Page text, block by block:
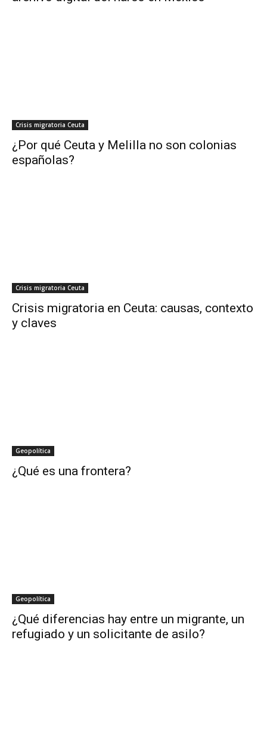
Crisis migratoria Ceuta
¿Por qué Ceuta y Melilla no son colonias
españolas?
Crisis migratoria Ceuta
Crisis migratoria en Ceuta: causas, contexto
y claves
Geopolítica
¿Qué es una frontera?
Geopolítica
¿Qué diferencias hay entre un migrante, un
refugiado y un solicitante de asilo?